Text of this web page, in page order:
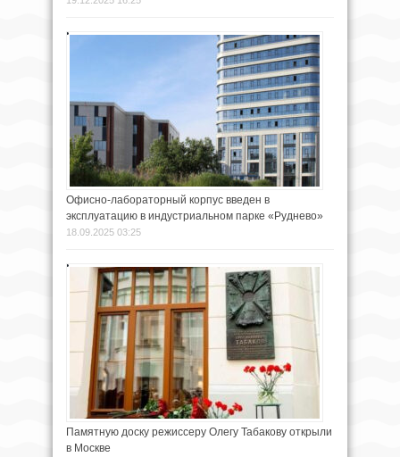
Офисно-лабораторный корпус введен в
эксплуатацию в индустриальном парке «Руднево»
18.09.2025 03:25
Памятную доску режиссеру Олегу Табакову открыли
в Москве